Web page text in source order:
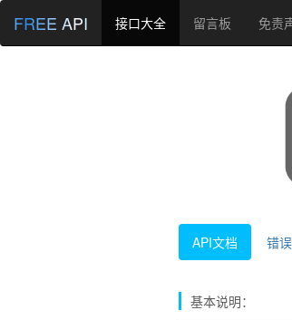
FREE API 接口大全 留言板 免责
API文档 错
基本说明：